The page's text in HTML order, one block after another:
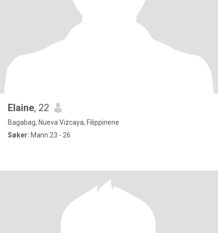
Elaine, 22
Bagabag, Nueva Vizcaya, Filippinene
Søker: Mann 23 - 26